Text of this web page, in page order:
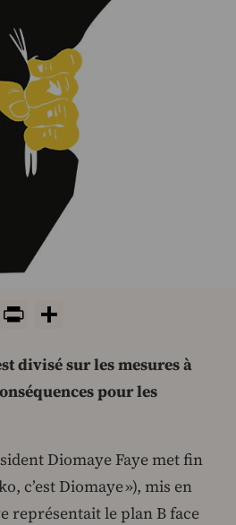
PrintPrintFriendly
divisé sur les mesures à
pour les
Diomaye Faye met fin
c’est Diomaye »), mis en
représentait le plan B face